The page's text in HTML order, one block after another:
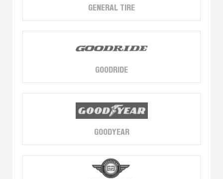
GENERAL TIRE
GOODRIDE
GOODYEAR